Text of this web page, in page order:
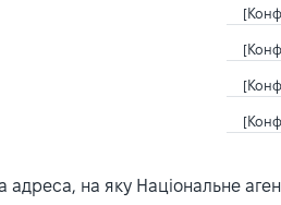
на яку Національне